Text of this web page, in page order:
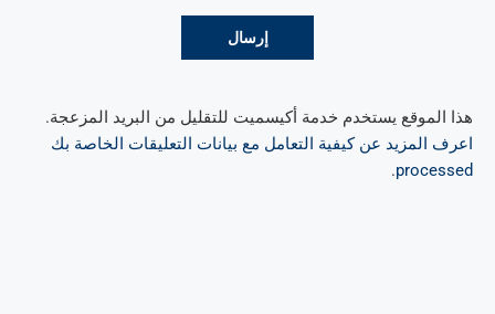
هذا الموقع يستخدم خدمة أكيسميت للتقليل من البريد المزعجة.
اعرف المزيد عن كيفية التعامل مع بيانات التعليقات الخاصة بك
processed
.